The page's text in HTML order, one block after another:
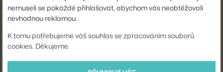
Barva:
šedá
Materiál:
textilní potah, dřevěný rám, tvarovaná pěna
Typ pohovky:
3-místná
Kód produktu
NCP-610042-REM133
nemuseli se pokaždé přihlašovat, abychom vás neobtěžovali
nevhodnou reklamou.
K tomu potřebujeme váš souhlas se zpracováním souborů
cookies. Děkujeme.